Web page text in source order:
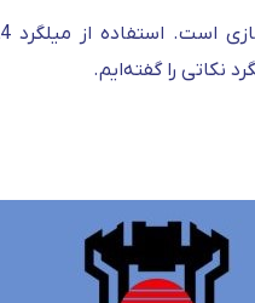
نکاتی را گفته‌ایم.